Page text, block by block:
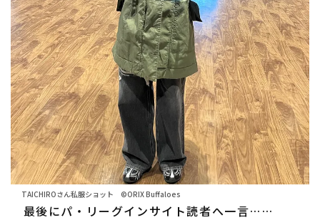
TAICHIROさん私服ショット ©ORIX Buffaloes
最後にパ・リーグインサイト読者へ一言……